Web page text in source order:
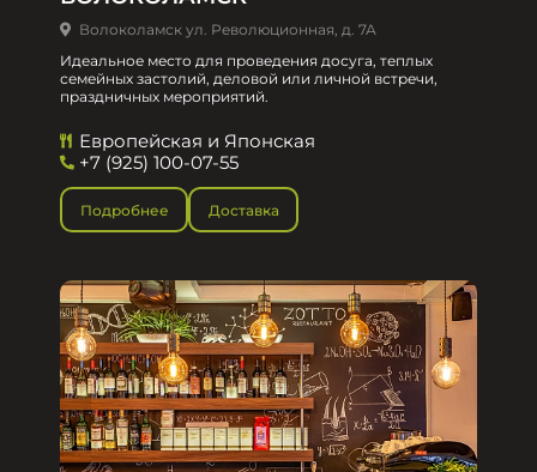
Волоколамск ул. Революционная, д. 7А
Идеальное место для проведения досуга, теплых
семейных застолий, деловой или личной встречи,
праздничных мероприятий.
Европейская и Японская
+7 (925) 100-07-55
Подробнее Доставка